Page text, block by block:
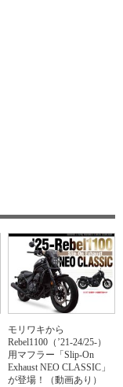
モリワキから
Rebel1100（’21-24/25-）
用マフラー「Slip-On
Exhaust NEO CLASSIC」
が登場！（動画あり）